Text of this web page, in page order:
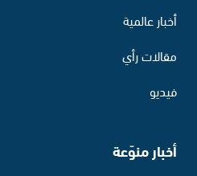
أخبار عالمية
مقالات رأي
فيديو
أخبار منوّعة